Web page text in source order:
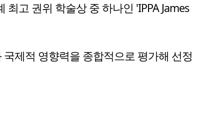
고 권위 학술상 중 하나인 'IPPA James
제적 영향력을 종합적으로 평가해 선정